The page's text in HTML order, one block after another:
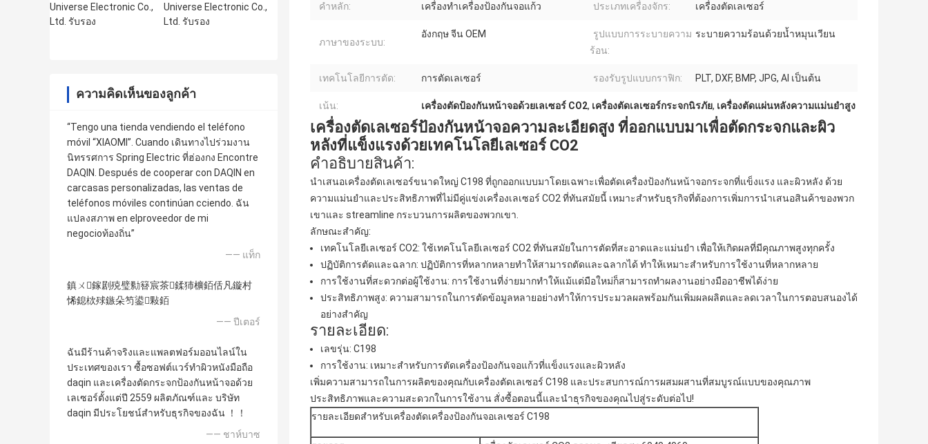
ความคิดเห็นของลูกค้า
“Tengo una tienda vendiendo el teléfono
móvil “XIAOMI”. Cuando เดินทางไปร่วมงาน
นิทรรศการ Spring Electric ที่ฮ่องกง Encontre
DAQIN. Después de cooperar con DAQIN en
carcasas personalizadas, las ventas de
teléfonos móviles continúan cciendo. ฉัน
แปลงสภาพ en elproveedor de mi
negocioท้องถิ่น”
—— แท็ก
鎮ㄨ鎵剧殑璧勬簮宸茶鍒犻櫎銆佸凡鏇村
悕鎴栨殏鏃朵笉鍙敤銆
—— ปีเตอร์
ฉันมีร้านค้าจริงและแพลตฟอร์มออนไลน์ใน
ประเทศของเรา ซื้อซอฟต์แวร์ทำผิวหนังมือถือ
daqin และเครื่องตัดกระจกป้องกันหน้าจอด้วย
เลเซอร์ตั้งแต่ปี 2559 ผลิตภัณฑ์และ บริษัท
daqin มีประโยชน์สำหรับธุรกิจของฉัน ！！
—— ชาห์บาซ
คำหลัก: เครื่องทําเครื่องป้องกันจอแก้ว ประเภทเครื่องจักร: เครื่องตัดเลเซอร์
ภาษาของระบบ:
อังกฤษ จีน OEM
รูปแบบการระบายความ
ร้อน:
ระบายความร้อนด้วยน้ำหมุนเวียน
เทคโนโลยีการตัด: การตัดเลเซอร์ รองรับรูปแบบกราฟิก: PLT, DXF, BMP, JPG, AI เป็นต้น
เน้น: เครื่องตัดป้องกันหน้าจอด้วยเลเซอร์ CO2, เครื่องตัดเลเซอร์กระจกนิรภัย, เครื่องตัดแผ่นหลังความแม่นยำสูง
เครื่องตัดเลเซอร์ป้องกันหน้าจอความละเอียดสูง ที่ออกแบบมาเพื่อตัดกระจกและผิว
หลังที่แข็งแรงด้วยเทคโนโลยีเลเซอร์ CO2
คําอธิบายสินค้า:
นําเสนอเครื่องตัดเลเซอร์ขนาดใหญ่ C198 ที่ถูกออกแบบมาโดยเฉพาะเพื่อตัดเครื่องป้องกันหน้าจอกระจกที่แข็งแรง และผิวหลัง ด้วย
ความแม่นยําและประสิทธิภาพที่ไม่มีคู่แข่งเครื่องเลเซอร์ CO2 ที่ทันสมัยนี้ เหมาะสําหรับธุรกิจที่ต้องการเพิ่มการนําเสนอสินค้าของพวก
เขาและ streamline กระบวนการผลิตของพวกเขา.
ลักษณะสําคัญ:
เทคโนโลยีเลเซอร์ CO2: ใช้เทคโนโลยีเลเซอร์ CO2 ที่ทันสมัยในการตัดที่สะอาดและแม่นยํา เพื่อให้เกิดผลที่มีคุณภาพสูงทุกครั้ง
ปฏิบัติการตัดและฉลาก: ปฏิบัติการที่หลากหลายทําให้สามารถตัดและฉลากได้ ทําให้เหมาะสําหรับการใช้งานที่หลากหลาย
การใช้งานที่สะดวกต่อผู้ใช้งาน: การใช้งานที่ง่ายมากทําให้แม้แต่มือใหม่ก็สามารถทําผลงานอย่างมืออาชีพได้ง่าย
ประสิทธิภาพสูง: ความสามารถในการตัดข้อมูลหลายอย่างทําให้การประมวลผลพร้อมกันเพิ่มผลผลิตและลดเวลาในการตอบสนองได้
อย่างสําคัญ
รายละเอียด:
เลขรุ่น: C198
การใช้งาน: เหมาะสําหรับการตัดเครื่องป้องกันจอแก้วที่แข็งแรงและผิวหลัง
เพิ่มความสามารถในการผลิตของคุณกับเครื่องตัดเลเซอร์ C198 และประสบการณ์การผสมผสานที่สมบูรณ์แบบของคุณภาพ
ประสิทธิภาพและความสะดวกในการใช้งาน สั่งซื้อตอนนี้และนําธุรกิจของคุณไปสู่ระดับต่อไป!
รายละเอียดสําหรับเครื่องตัดเครื่องป้องกันจอเลเซอร์ C198